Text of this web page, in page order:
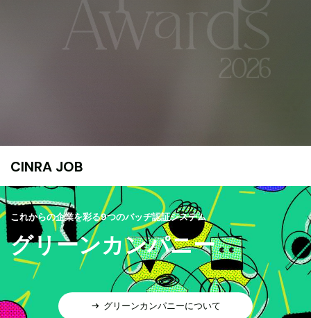
CINRA JOB
これからの企業を彩る9つのバッヂ認証システム
グリーンカンパニー
グリーンカンパニーについて